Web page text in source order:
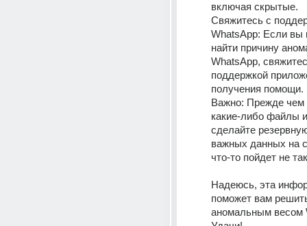
включая скрытые.
Свяжитесь с
WhatsApp: Если вы
найти причину
WhatsApp,
поддержкой
получения помощи.
Важно: Прежде чем
какие-либо файлы
сделайте
важных данных на
что-то пойдет не
Надеюсь, эта
поможет вам
аномальным весом